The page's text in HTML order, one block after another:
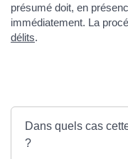
présumé doit, en
immédiatement. La
délits.
Dans quels cas
?